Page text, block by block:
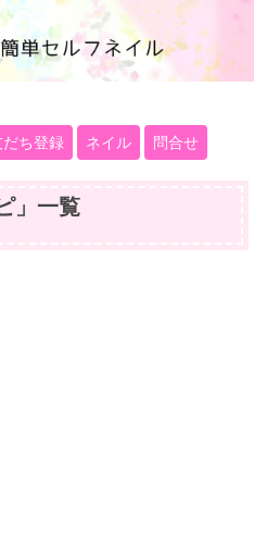
ママブログ
だち登録 ネイル 問合せ
」 一覧